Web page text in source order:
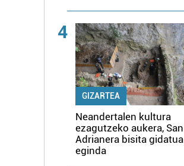
4
GIZARTEA
Neandertalen kultura
ezagutzeko aukera, San
Adrianera bisita gidatua
eginda